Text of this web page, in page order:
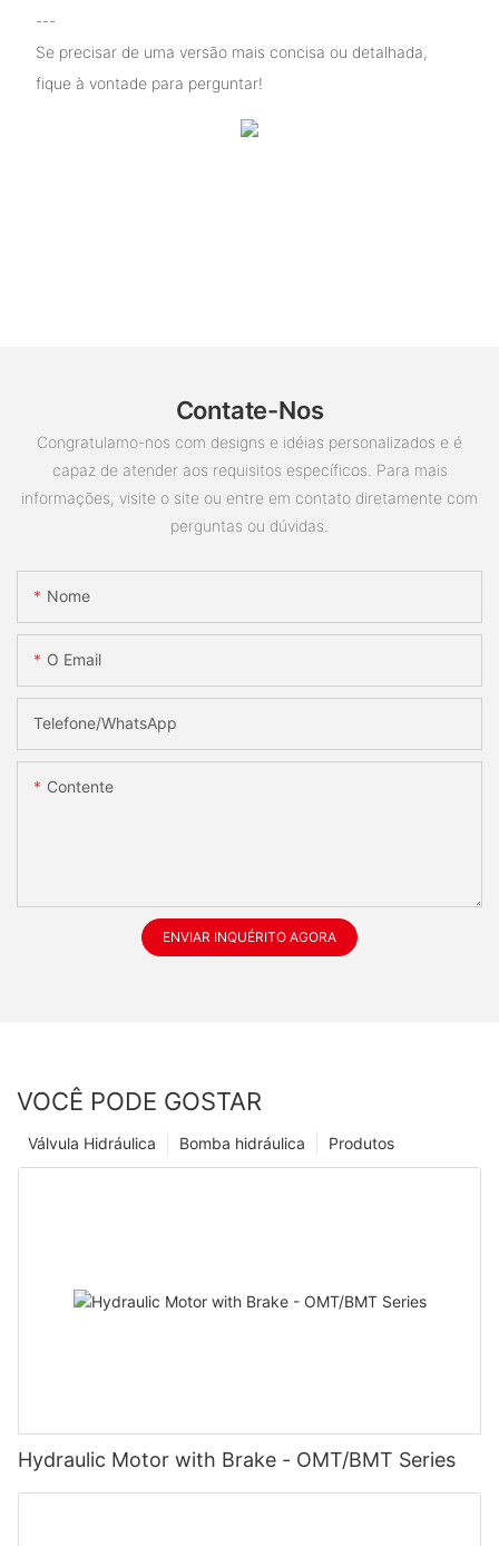
---
Se precisar de uma versão mais concisa ou detalhada,
fique à vontade para perguntar!
Contate-Nos
Congratulamo-nos com designs e idéias personalizados e é
capaz de atender aos requisitos específicos. Para mais
informações, visite o site ou entre em contato diretamente com
perguntas ou dúvidas.
Nome
O Email
Telefone/whatsApp
Contente
ENVIAR INQUÉRITO AGORA
VOCÊ PODE GOSTAR
Produtos
Bomba hidráulica
Válvula Hidráulica
Hydraulic Motor with Brake - OMT/BMT Series